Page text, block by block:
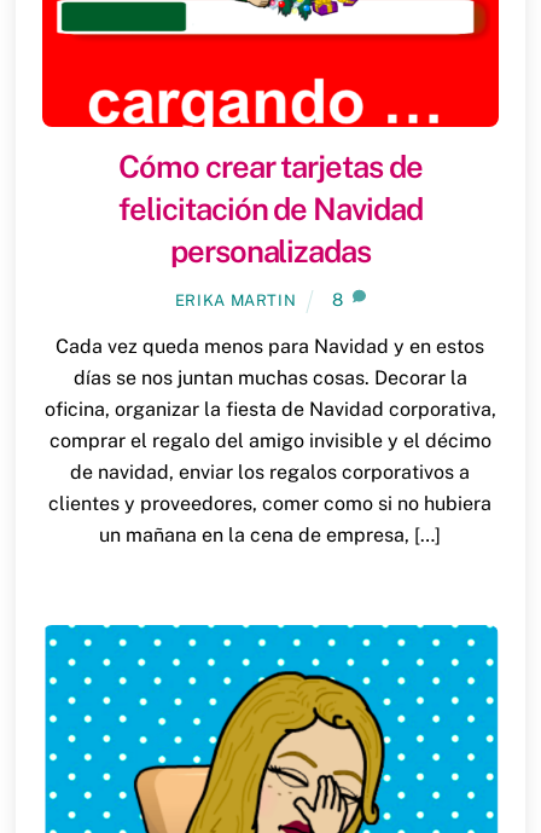
Cómo crear tarjetas de
felicitación de Navidad
personalizadas
ERIKA MARTIN 8
Cada vez queda menos para Navidad y en estos
días se nos juntan muchas cosas. Decorar la
oficina, organizar la fiesta de Navidad corporativa,
comprar el regalo del amigo invisible y el décimo
de navidad, enviar los regalos corporativos a
clientes y proveedores, comer como si no hubiera
un mañana en la cena de empresa, […]